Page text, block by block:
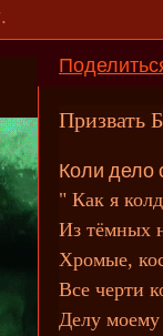
Призвать
Коли дело
" Как я
Из тёмных
Хромые,
Все черти
Делу